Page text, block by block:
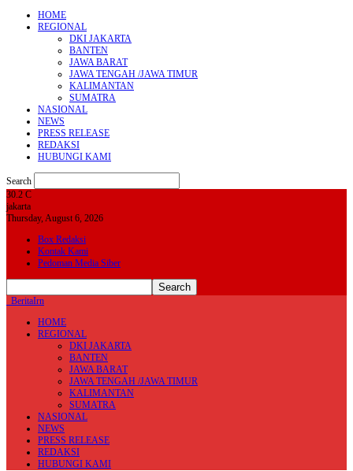
HOME
REGIONAL
DKI JAKARTA
BANTEN
JAWA BARAT
JAWA TENGAH /JAWA TIMUR
KALIMANTAN
SUMATRA
NASIONAL
NEWS
PRESS RELEASE
REDAKSI
HUBUNGI KAMI
Search
30.2 C
jakarta
Thursday, August 6, 2026
Box Redaksi
Kontak Kami
Pedoman Media Siber
BeritaIrn
HOME
REGIONAL
DKI JAKARTA
BANTEN
JAWA BARAT
JAWA TENGAH /JAWA TIMUR
KALIMANTAN
SUMATRA
NASIONAL
NEWS
PRESS RELEASE
REDAKSI
HUBUNGI KAMI